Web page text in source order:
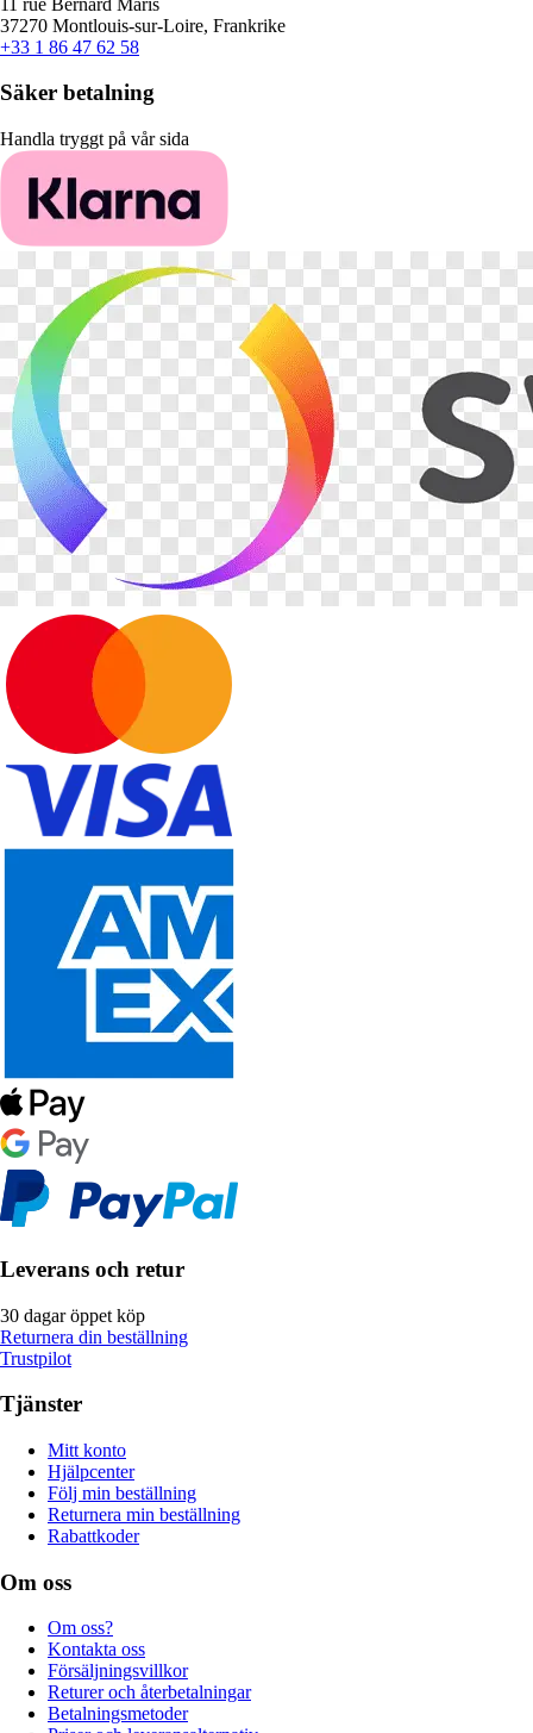
37270 Montlouis-sur-Loire, Frankrike
+33 1 86 47 62 58
Säker betalning
Handla tryggt på vår sida
Leverans och retur
30 dagar öppet köp
Returnera din beställning
Trustpilot
Tjänster
Mitt konto
Hjälpcenter
Följ min beställning
Returnera min beställning
Rabattkoder
Om oss
Om oss?
Kontakta oss
Försäljningsvillkor
Returer och återbetalningar
Betalningsmetoder